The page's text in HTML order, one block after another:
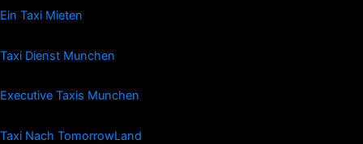
Ein Taxi Mieten
Taxi Dienst Munchen
Executive Taxis Munchen
Taxi Nach TomorrowLand